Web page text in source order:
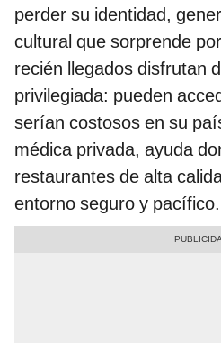
perder su identidad,
cultural que sorprende
recién llegados disfrutan
privilegiada: pueden
serían costosos en su
médica privada, ayuda
restaurantes de alta
entorno seguro y pacífico.